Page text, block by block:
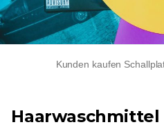
Kunden kaufen
Haarwaschmittel